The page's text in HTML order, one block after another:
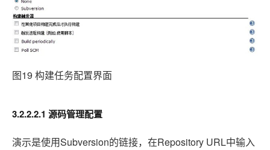
图19 构建任务配置界面
3.2.2.2.1 源码管理配置
演示是使用Subversion的链接，在Repository URL中输入